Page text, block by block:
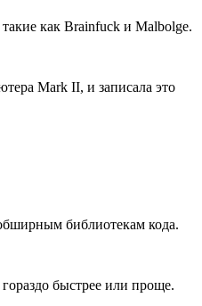
как Brainfuck и Malbolge.
Mark II, и записала это
библиотекам кода.
быстрее или проще.